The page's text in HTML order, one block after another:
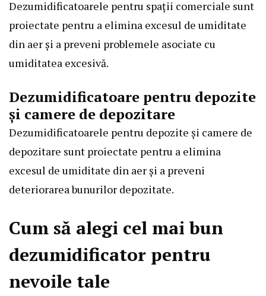
Dezumidificatoarele pentru spații comerciale sunt
proiectate pentru a elimina excesul de umiditate
din aer și a preveni problemele asociate cu
umiditatea excesivă.
Dezumidificatoare pentru depozite
și camere de depozitare
Dezumidificatoarele pentru depozite și camere de
depozitare sunt proiectate pentru a elimina
excesul de umiditate din aer și a preveni
deteriorarea bunurilor depozitate.
Cum să alegi cel mai bun
dezumidificator pentru
nevoile tale